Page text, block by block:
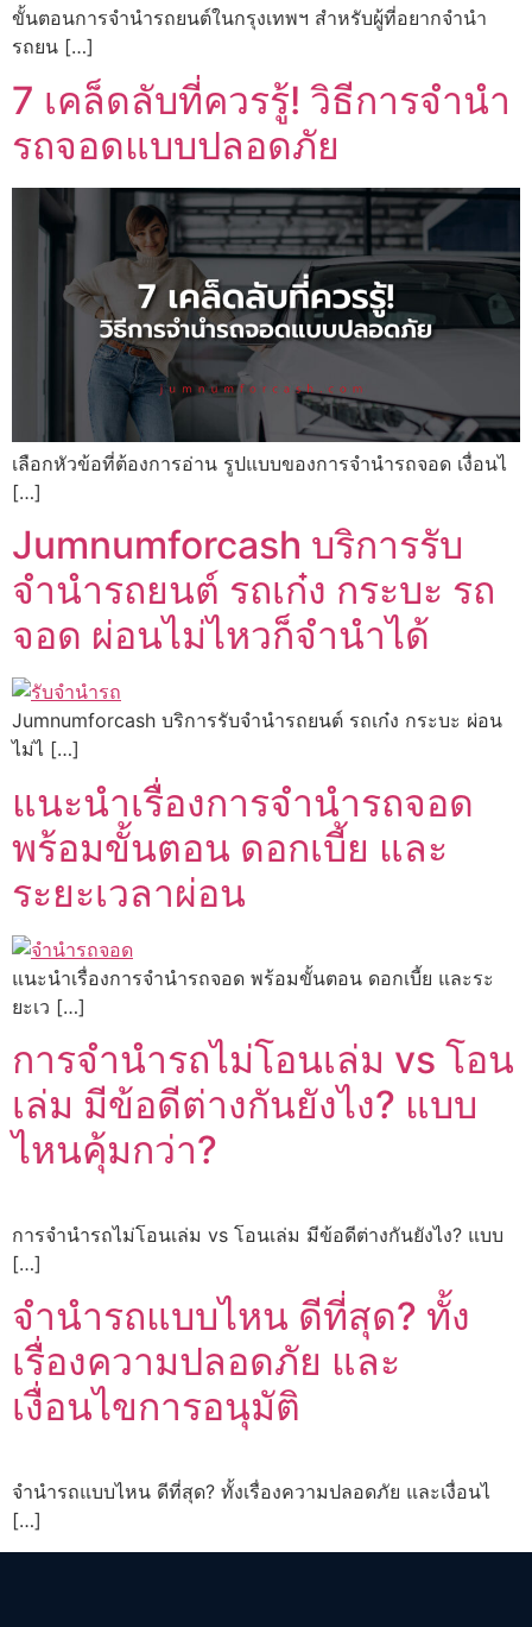
ขั้นตอนการจำนำรถยนต์ในกรุงเทพฯ สำหรับผู้ที่อยากจำนำ
รถยน […]
7 เคล็ดลับที่ควรรู้! วิธีการจำนำ
รถจอดแบบปลอดภัย
เลือกหัวข้อที่ต้องการอ่าน รูปแบบของการจำนำรถจอด เงื่อนไ
[…]
Jumnumforcash บริการรับ
จำนำรถยนต์ รถเก๋ง กระบะ รถ
จอด ผ่อนไม่ไหวก็จำนำได้
Jumnumforcash บริการรับจำนำรถยนต์ รถเก๋ง กระบะ ผ่อน
ไม่ไ […]
แนะนำเรื่องการจำนำรถจอด
พร้อมขั้นตอน ดอกเบี้ย และ
ระยะเวลาผ่อน
แนะนำเรื่องการจำนำรถจอด พร้อมขั้นตอน ดอกเบี้ย และระ
ยะเว […]
การจำนำรถไม่โอนเล่ม vs โอน
เล่ม มีข้อดีต่างกันยังไง? แบบ
ไหนคุ้มกว่า?
การจำนำรถไม่โอนเล่ม vs โอนเล่ม มีข้อดีต่างกันยังไง? แบบ
[…]
จำนำรถแบบไหน ดีที่สุด? ทั้ง
เรื่องความปลอดภัย และ
เงื่อนไขการอนุมัติ
จำนำรถแบบไหน ดีที่สุด? ทั้งเรื่องความปลอดภัย และเงื่อนไ
[…]